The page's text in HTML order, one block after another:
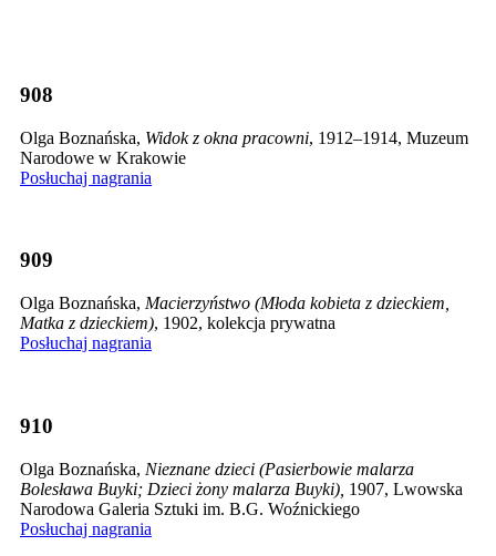
908
Olga Boznańska, Widok z okna pracowni, 1912–1914, Muzeum
Narodowe w Krakowie
Posłuchaj nagrania
909
Olga Boznańska, Macierzyństwo (Młoda kobieta z dzieckiem,
Matka z dzieckiem), 1902, kolekcja prywatna
Posłuchaj nagrania
910
Olga Boznańska, Nieznane dzieci (Pasierbowie malarza
Bolesława Buyki; Dzieci żony malarza Buyki), 1907, Lwowska
Narodowa Galeria Sztuki im. B.G. Woźnickiego
Posłuchaj nagrania